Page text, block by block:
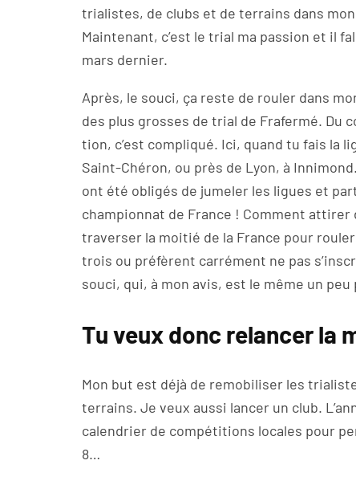
trialistes, de clubs et de terrains dans
Maintenant, c’est le trial ma passion et il
mars dernier.
Après, le souci, ça reste de rouler dans
des plus grosses de trial de Frafermé. Du
tion, c’est compliqué. Ici, quand tu fais la
Saint-Chéron, ou près de Lyon, à
ont été obligés de jumeler les ligues et
championnat de France ! Comment
traverser la moitié de la France pour
trois ou préfèrent carrément ne pas
souci, qui, à mon avis, est le même un
Tu veux donc relancer la
Mon but est déjà de remobiliser les
terrains. Je veux aussi lancer un club.
calendrier de compétitions locales pour
8…